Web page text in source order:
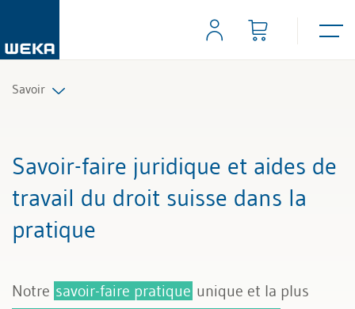
Savoir
Gestion et management
Compétences personnelles
Savoir-faire juridique et aides de
travail du droit suisse dans la
pratique
Notre savoir-faire pratique unique et la plus